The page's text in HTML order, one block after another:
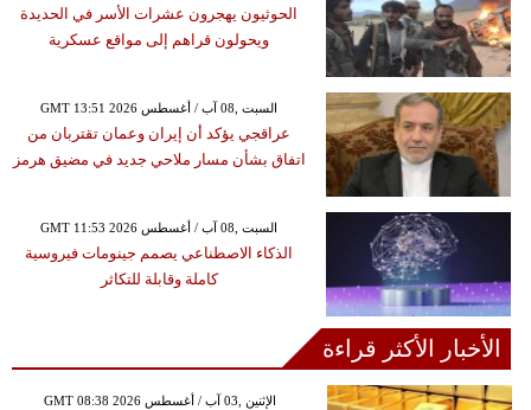
الحوثيون يهجرون عشرات الأسر في الحديدة
ويحولون قراهم إلى مواقع عسكرية
GMT 13:51 2026 السبت ,08 آب / أغسطس
عراقجي يؤكد أن إيران وعمان تقتربان من
اتفاق بشأن مسار ملاحي جديد في مضيق هرمز
GMT 11:53 2026 السبت ,08 آب / أغسطس
الذكاء الاصطناعي يصمم جينومات فيروسية
كاملة وقابلة للتكاثر
الأخبار الأكثر قراءة
GMT 08:38 2026 الإثنين ,03 آب / أغسطس